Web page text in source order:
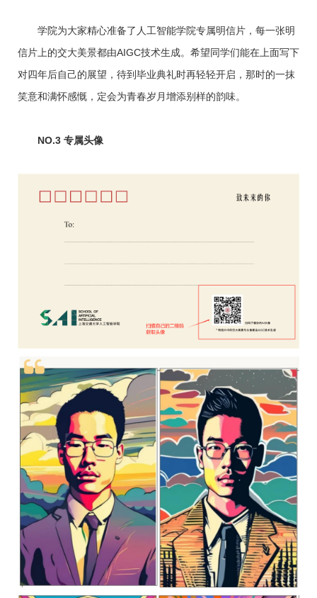
学院为大家精心准备了人工智能学院专属明信片，每一张明
信片上的交大美景都由AIGC技术生成。希望同学们能在上面写下
对四年后自己的展望，待到毕业典礼时再轻轻开启，那时的一抹
笑意和满怀感慨，定会为青春岁月增添别样的韵味。
NO.3 专属头像